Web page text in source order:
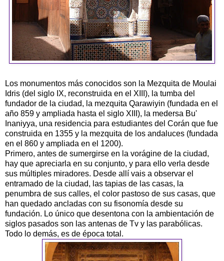
Los monumentos más conocidos son la Mezquita de Moulai
Idris (del siglo IX, reconstruida en el XIII), la tumba del
fundador de la ciudad, la mezquita Qarawiyin (fundada en el
año 859 y ampliada hasta el siglo XIII), la medersa Bu'
Inaniyya, una residencia para estudiantes del Corán que fue
construida en 1355 y la mezquita de los andaluces (fundada
en el 860 y ampliada en el 1200).
Primero, antes de sumergirse en la vorágine de la ciudad,
hay que apreciarla en su conjunto, y para ello verla desde
sus múltiples miradores. Desde allí vais a observar el
entramado de la ciudad, las tapias de las casas, la
penumbra de sus calles, el color pastoso de sus casas, que
han quedado ancladas con su fisonomía desde su
fundación. Lo único que desentona con la ambientación de
siglos pasados son las antenas de Tv y las parabólicas.
Todo lo demás, es de época total.